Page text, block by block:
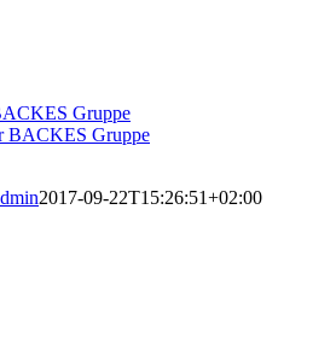
Gruppe
BACKES Gruppe
2017-09-22T15:26:51+02:00